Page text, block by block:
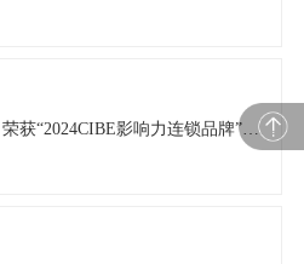
君康能亮相第66届美博会，荣获“2024CIBE影响力连锁品牌”奖项